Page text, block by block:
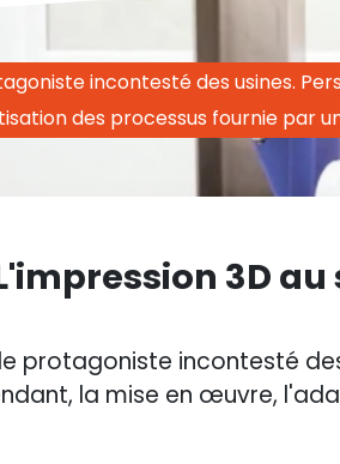
incontesté des usines.
des processus fournie par
3D
protagoniste incontesté
la mise en œuvre,